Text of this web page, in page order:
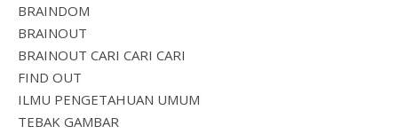
BRAINDOM
BRAINOUT
BRAINOUT CARI CARI CARI
FIND OUT
ILMU PENGETAHUAN UMUM
TEBAK GAMBAR